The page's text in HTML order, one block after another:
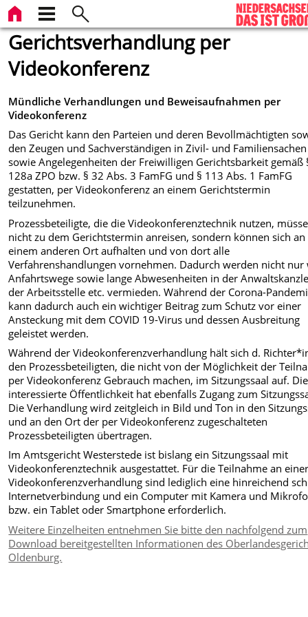
Gerichtsverhandlung per
Videokonferenz
Mündliche Verhandlungen und Beweisaufnahmen per
Videokonferenz
Das Gericht kann den Parteien und deren Bevollmächtigten
den Zeugen und Sachverständigen in Zivil- und Familiensachen
sowie Angelegenheiten der Freiwilligen Gerichtsbarkeit gemäß
128a ZPO bzw. § 32 Abs. 3 FamFG und § 113 Abs. 1 FamFG
gestatten, per Videokonferenz an einem Gerichtstermin
teilzunehmen.
Prozessbeteiligte, die die Videokonferenztechnik nutzen,
nicht zu dem Gerichtstermin anreisen, sondern können sich an
einem anderen Ort aufhalten und von dort alle
Verfahrenshandlungen vornehmen. Dadurch werden nicht nur
Anfahrtswege sowie lange Abwesenheiten in der
der Arbeitsstelle etc. vermieden. Während der Corona-
kann dadurch auch ein wichtiger Beitrag zum Schutz vor einer
Ansteckung mit dem COVID 19-Virus und dessen Ausbreitung
geleistet werden.
Während der Videokonferenzverhandlung hält sich d.
den Prozessbeteiligten, die nicht von der Möglichkeit der
per Videokonferenz Gebrauch machen, im Sitzungssaal auf. Die
interessierte Öffentlichkeit hat ebenfalls Zugang zum
Die Verhandlung wird zeitgleich in Bild und Ton in den
und an den Ort der per Videokonferenz zugeschalteten
Prozessbeteiligten übertragen.
Im Amtsgericht Westerstede ist bislang ein Sitzungssaal mit
Videokonferenztechnik ausgestattet. Für die Teilnahme an
Videokonferenzverhandlung sind lediglich eine hinreichend
Internetverbindung und ein Computer mit Kamera und
bzw. ein Tablet oder Smartphone erforderlich.
Weitere Einzelheiten entnehmen Sie bitte den nachfolgend zum
Download bereitgestellten Informationen des
Oldenburg.